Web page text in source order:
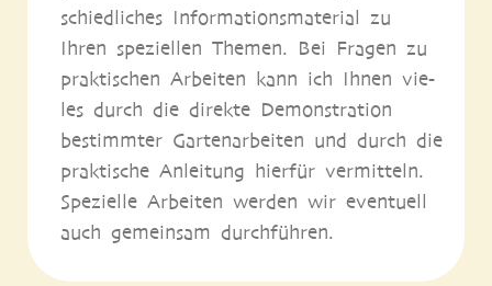
schied­li­ches Infor­ma­ti­ons­ma­te­ri­al zu
Ihren spe­zi­el­len The­men. Bei Fra­gen zu
prak­ti­schen Arbei­ten kann ich Ihnen vie­
les durch die direk­te Demons­tra­ti­on
bestimm­ter Gar­ten­ar­bei­ten und durch die
prak­ti­sche Anlei­tung hier­für ver­mit­teln.
Spe­zi­el­le Arbei­ten wer­den wir even­tu­ell
auch gemein­sam durchführen.